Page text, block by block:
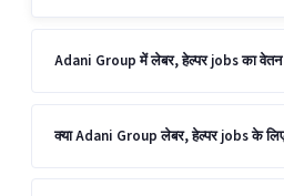
Adani Group में लेबर, हेल्पर jobs का वेतन
क्या Adani Group लेबर, हेल्पर jobs के